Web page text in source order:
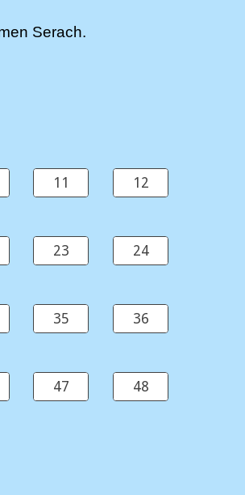
Serach.
11 12
23 24
35 36
47 48